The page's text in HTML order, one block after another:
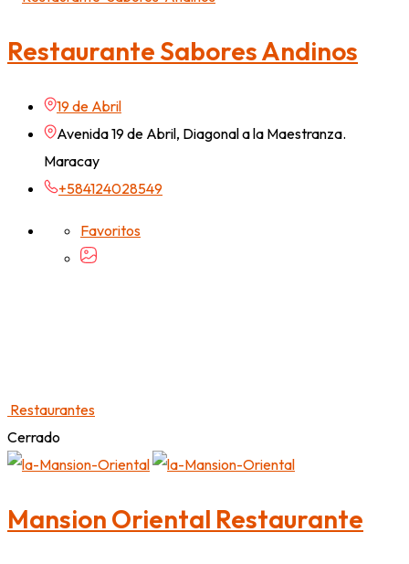
Restaurante Sabores Andinos
19 de Abril
Avenida 19 de Abril, Diagonal a la Maestranza.
Maracay
+584124028549
Favoritos
Restaurantes
Cerrado
Mansion Oriental Restaurante